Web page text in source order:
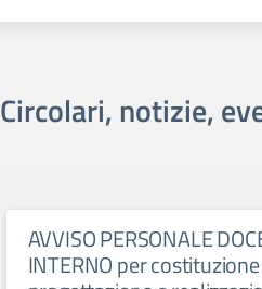
Circolari, notizie,
AVVISO PERSONALE
INTERNO per